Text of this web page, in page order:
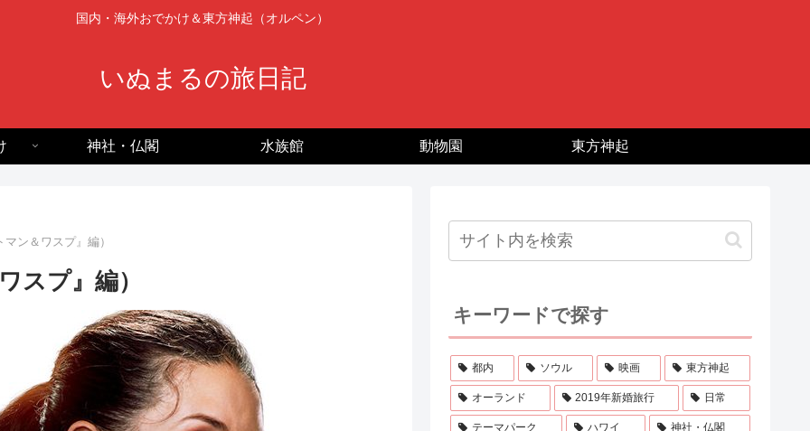
国内・海外おでかけ＆東方神起（オルペン）
いぬまるの旅日記
神社・仏閣 水族館 動物園 東方神起
ン＆ワスプ』編）
スプ』編）
キーワードで探す
都内 ソウル 映画 東方神起
オーランド 2019年新婚旅行 日常
テーマパーク ハワイ 神社・仏閣